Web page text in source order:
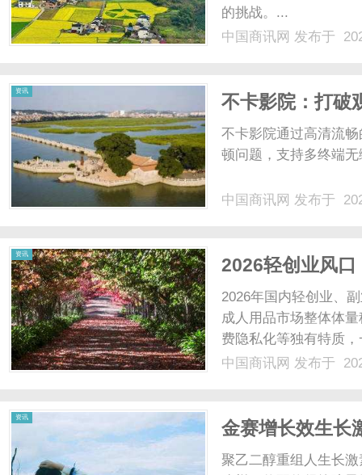
的挑战。...
中国商讯网 发布于
资讯
不卡影院：打破
不卡影院通过高清流
顿问题，支持多终端
中国商讯网 发布于
资讯
2026轻创业风
持、品牌排行、
2026年国内轻创业、
成人用品市场整体体
费隐私化等独有特质
道。相较于餐饮、服
中国商讯网 发布于
资讯
金赛增长效生长
据到注射体验的
聚乙二醇重组人生长